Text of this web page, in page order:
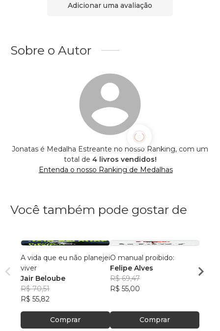
Adicionar uma avaliação
Sobre o Autor
Jonatas é Medalha Estreante no nosso Ranking, com um
total de 4 livros vendidos!
Entenda o nosso Ranking de Medalhas
Você também pode gostar de
A vida que eu não planejei
viver
Jair Beloube
R$ 70,51
R$ 55,82
Comprar
O manual proibido:
Felipe Alves
R$ 69,47
R$ 55,00
Comprar
da
R$